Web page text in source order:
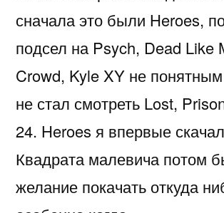
сначала это были Heroes,
подсел на Psych, Dead Like
Crowd, Kyle XY не
не стал смотреть Lost,
24. Heroes я впервые
Квадрата малевича потом
желание покачать откуда